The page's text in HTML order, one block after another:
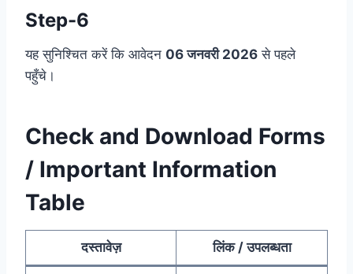
Step-6
यह सुनिश्चित करें कि आवेदन 06 जनवरी 2026 से पहले
पहुँचे।
Check and Download Forms
/ Important Information
Table
दस्तावेज़ लिंक / उपलब्धता